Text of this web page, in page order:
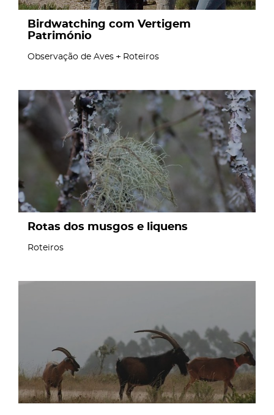
Birdwatching com Vertigem
Património
Observação de Aves Roteiros
page
Rotas dos musgos e liquens
Roteiros